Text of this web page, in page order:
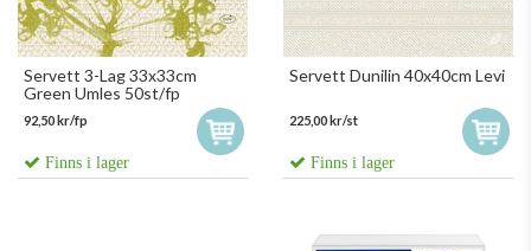
Servett 3-Lag 33x33cm
Green Umles 50st/fp
92,50 kr/fp
Finns i lager
Servett Dunilin 40x40cm Levi
225,00 kr/st
Finns i lager